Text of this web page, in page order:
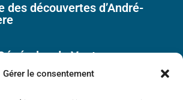
Gérer le consentement
des découvertes d’André-
de Vente